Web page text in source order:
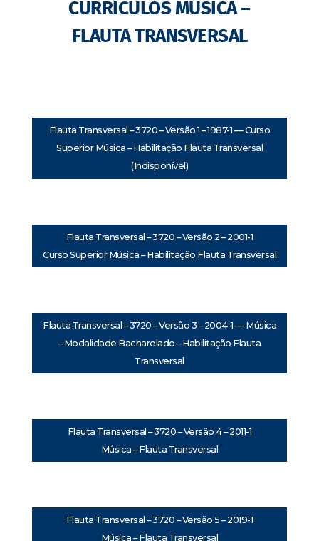
CURRÍCULOS MÚSICA –
FLAUTA TRANSVERSAL
Flauta Transversal – 3720 – Versão 1 – 1987-1 — Curso
Superior Música – Habilitação Flauta Transversal
(Indisponível)
Flauta Transversal – 3720 – Versão 2 – 2001-1
Curso Superior Música – Habilitação Flauta Transversal
Flauta Transversal – 3720 – Versão 3 – 2004-1 — Música
– Modalidade Bacharelado – Habilitação Flauta
Transversal
Flauta Transversal – 3720 – Versão 4 – 2011-1
Música – Flauta Transversal
Flauta Transversal – 3720 – Versão 5 – 2019-1
Música – Flauta Transversal